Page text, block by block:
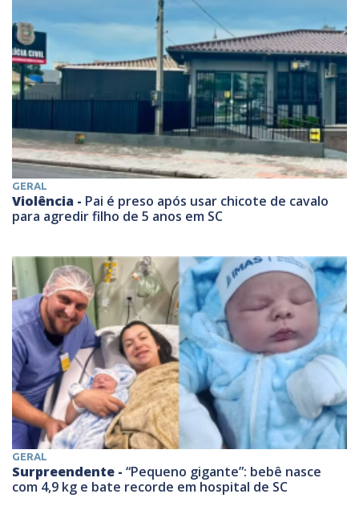
GERAL
Violência - Pai é preso após usar chicote de cavalo
para agredir filho de 5 anos em SC
GERAL
Surpreendente - “Pequeno gigante”: bebê nasce
com 4,9 kg e bate recorde em hospital de SC